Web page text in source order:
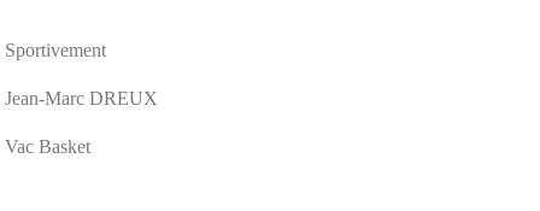
Sportivement
Jean-Marc DREUX
Vac Basket